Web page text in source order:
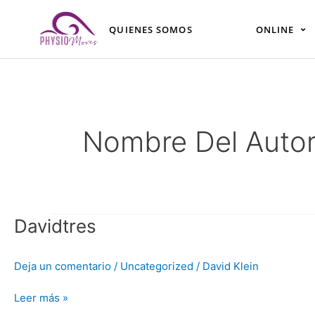
contenido
QUIENES SOMOS ONLINE
Nombre Del
Davidtres
Deja un comentario / Uncategorized / David Klein
Davidtres
Leer más »